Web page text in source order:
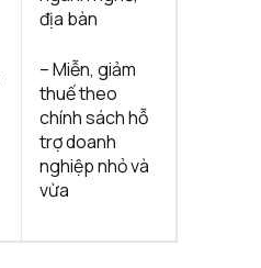
địa bàn
– Miễn, giảm
thuế theo
chính sách hỗ
trợ doanh
nghiệp nhỏ và
vừa